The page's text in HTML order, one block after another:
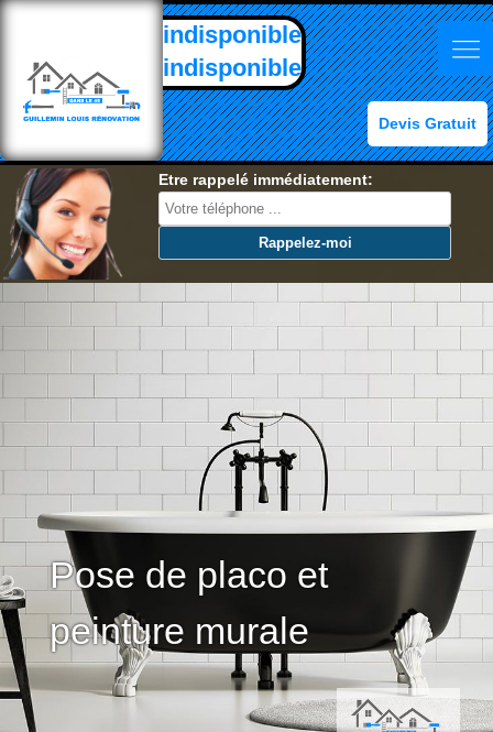
indisponible
indisponible
Devis Gratuit
Etre rappelé immédiatement:
Pose de placo et
peinture murale